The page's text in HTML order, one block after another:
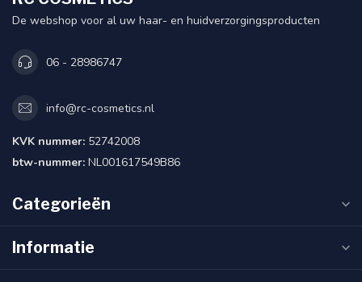
De webshop voor al uw haar- en huidverzorgingsproducten
06 - 28986747
info@rc-cosmetics.nl
KVK nummer: 52742008
btw-nummer: NL001617549B86
Categorieën
Informatie